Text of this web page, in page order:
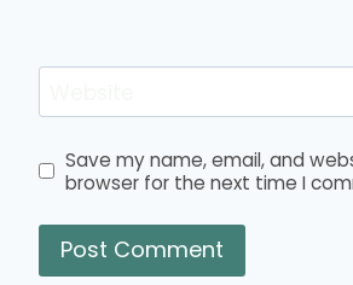
Save my name, email, and
browser for the next time I